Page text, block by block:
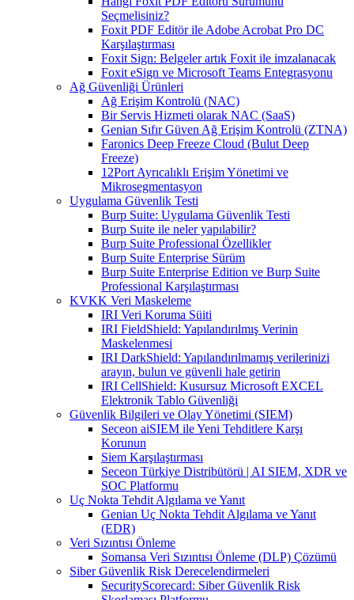
Seçmelisiniz?
Foxit PDF Editör ile Adobe Acrobat Pro DC
Karşılaştırması
Foxit Sign: Belgeler artık Foxit ile imzalanacak
Foxit eSign ve Microsoft Teams Entegrasyonu
Ağ Güvenliği Ürünleri
Ağ Erişim Kontrolü (NAC)
Bir Servis Hizmeti olarak NAC (SaaS)
Genian Sıfır Güven Ağ Erişim Kontrolü (ZTNA)
Faronics Deep Freeze Cloud (Bulut Deep
Freeze)
12Port Ayrıcalıklı Erişim Yönetimi ve
Mikrosegmentasyon
Uygulama Güvenlik Testi
Burp Suite: Uygulama Güvenlik Testi
Burp Suite ile neler yapılabilir?
Burp Suite Professional Özellikler
Burp Suite Enterprise Sürüm
Burp Suite Enterprise Edition ve Burp Suite
Professional Karşılaştırması
KVKK Veri Maskeleme
IRI Veri Koruma Süiti
IRI FieldShield: Yapılandırılmış Verinin
Maskelenmesi
IRI DarkShield: Yapılandırılmamış verilerinizi
arayın, bulun ve güvenli hale getirin
IRI CellShield: Kusursuz Microsoft EXCEL
Elektronik Tablo Güvenliği
Güvenlik Bilgileri ve Olay Yönetimi (SIEM)
Seceon aiSIEM ile Yeni Tehditlere Karşı
Korunun
Siem Karşılaştırması
Seceon Türkiye Distribütörü | AI SIEM, XDR ve
SOC Platformu
Uç Nokta Tehdit Algılama ve Yanıt
Genian Uç Nokta Tehdit Algılama ve Yanıt
(EDR)
Veri Sızıntısı Önleme
Somansa Veri Sızıntısı Önleme (DLP) Çözümü
Siber Güvenlik Risk Derecelendirmeleri
SecurityScorecard: Siber Güvenlik Risk